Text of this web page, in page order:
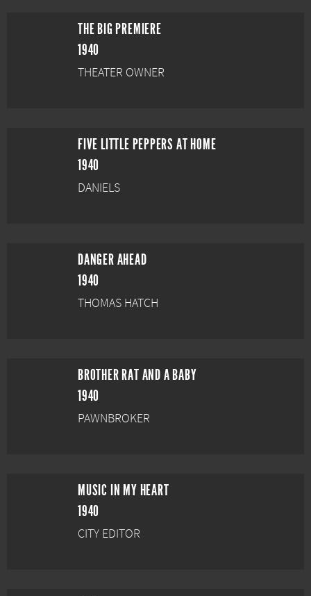
THE BIG PREMIERE
1940
THEATER OWNER
FIVE LITTLE PEPPERS AT HOME
1940
DANIELS
DANGER AHEAD
1940
THOMAS HATCH
BROTHER RAT AND A BABY
1940
PAWNBROKER
MUSIC IN MY HEART
1940
CITY EDITOR